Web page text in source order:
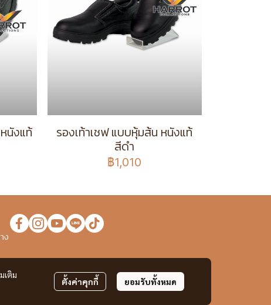
นังแท้
รองเท้าเชฟ แบบหุ้มส้น หนังแท้
สีดำ
฿1,010
เติม
ตั้งค่าคุกกี้ ยอมรับทั้งหมด
ง